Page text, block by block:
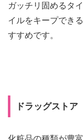
ガッチリ固めるタ
イルをキープでき
すすめです。
ドラッグストア